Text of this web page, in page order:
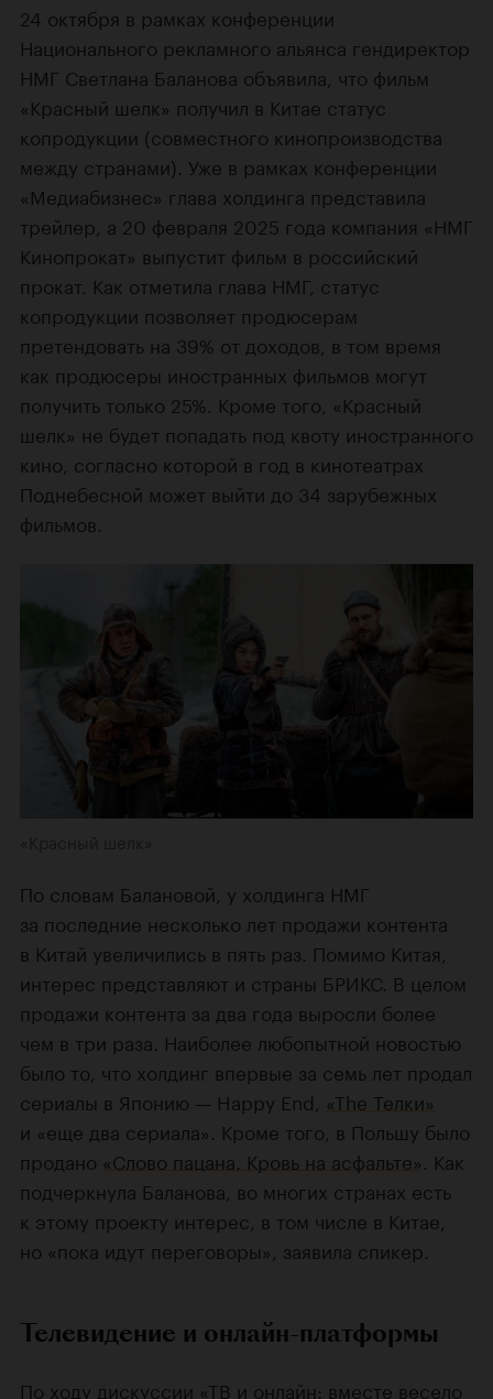
24 октября в рамках конференции
Национального рекламного альянса гендиректор
НМГ Светлана Баланова объявила, что фильм
«Красный шелк» получил в Китае статус
копродукции (совместного кинопроизводства
между странами). Уже в рамках конференции
«Медиабизнес» глава холдинга представила
трейлер, а 20 февраля 2025 года компания «НМГ
Кинопрокат» выпустит фильм в российский
прокат. Как отметила глава НМГ, статус
копродукции позволяет продюсерам
претендовать на 39% от доходов, в том время
как продюсеры иностранных фильмов могут
получить только 25%. Кроме того, «Красный
шелк» не будет попадать под квоту иностранного
кино, согласно которой в год в кинотеатрах
Поднебесной может выйти до 34 зарубежных
фильмов.
По словам Балановой, у холдинга НМГ
за последние несколько лет продажи контента
в Китай увеличились в пять раз. Помимо Китая,
интерес представляют и страны БРИКС. В целом
продажи контента за два года выросли более
чем в три раза. Наиболее любопытной новостью
было то, что холдинг впервые за семь лет продал
сериалы в Японию — Happy End, «The Телки»
и «еще два сериала». Кроме того, в Польшу было
продано «Слово пацана. Кровь на асфальте». Как
подчеркнула Баланова, во многих странах есть
к этому проекту интерес, в том числе в Китае,
но «пока идут переговоры», заявила спикер.
Телевидение и онлайн-платформы
По ходу дискуссии «ТВ и онлайн: вместе весело